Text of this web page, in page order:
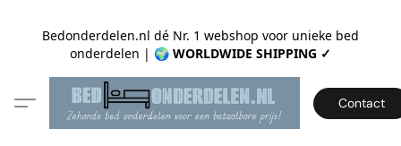
Bedonderdelen.nl dé Nr. 1 webshop voor unieke bed
onderdelen | 🌍 WORLDWIDE SHIPPING ✓
Contact